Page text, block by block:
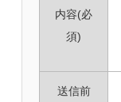
内容(必
須)
送信前